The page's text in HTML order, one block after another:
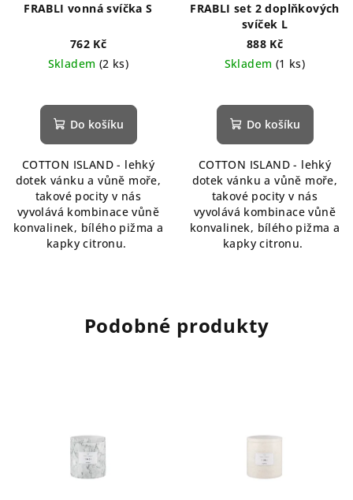
FRABLI vonná svíčka S
762 Kč
Skladem (2 ks)
Do košíku
COTTON ISLAND - lehký
dotek vánku a vůně moře,
takové pocity v nás
vyvolává kombinace vůně
konvalinek, bílého pižma a
kapky citronu.
FRABLI set 2 doplňkových
svíček L
888 Kč
Skladem (1 ks)
Do košíku
COTTON ISLAND - lehký
dotek vánku a vůně moře,
takové pocity v nás
vyvolává kombinace vůně
konvalinek, bílého pižma a
kapky citronu.
Podobné produkty